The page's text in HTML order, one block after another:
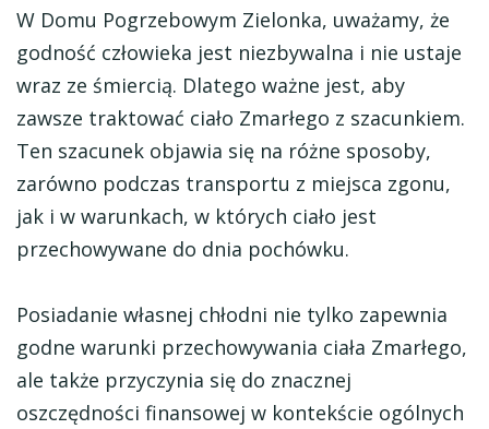
W Domu Pogrzebowym Zielonka, uważamy, że
godność człowieka jest niezbywalna i nie ustaje
wraz ze śmiercią. Dlatego ważne jest, aby
zawsze traktować ciało Zmarłego z szacunkiem.
Ten szacunek objawia się na różne sposoby,
zarówno podczas transportu z miejsca zgonu,
jak i w warunkach, w których ciało jest
przechowywane do dnia pochówku.
Posiadanie własnej chłodni nie tylko zapewnia
godne warunki przechowywania ciała Zmarłego,
ale także przyczynia się do znacznej
oszczędności finansowej w kontekście ogólnych